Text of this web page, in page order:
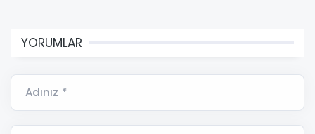
YORUMLAR
Adınız *